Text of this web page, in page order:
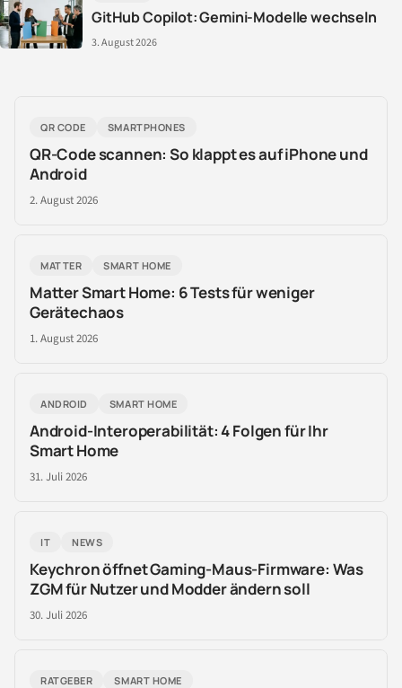
GitHub Copilot: Gemini-Modelle wechseln
3. August 2026
QR CODE SMARTPHONES
QR-Code scannen: So klappt es auf iPhone und
Android
2. August 2026
MATTER SMART HOME
Matter Smart Home: 6 Tests für weniger
Gerätechaos
1. August 2026
ANDROID SMART HOME
Android-Interoperabilität: 4 Folgen für Ihr
Smart Home
31. Juli 2026
IT NEWS
Keychron öffnet Gaming-Maus-Firmware: Was
ZGM für Nutzer und Modder ändern soll
30. Juli 2026
RATGEBER SMART HOME